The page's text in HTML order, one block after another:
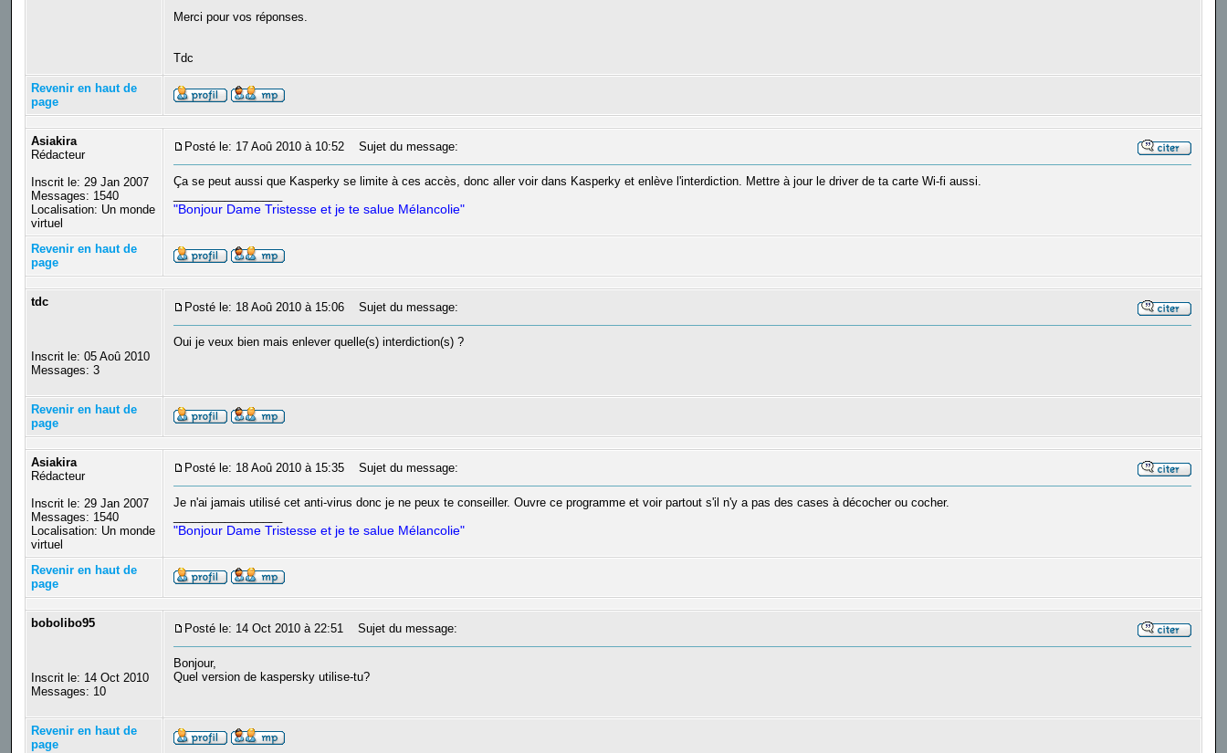
Merci pour vos réponses.
Tdc
Revenir en haut de
page
Asiakira
Rédacteur
Inscrit le: 29 Jan 2007
Messages: 1540
Localisation: Un monde
virtuel
Posté le: 17 Aoû 2010 à 10:52 Sujet du message:
Ça se peut aussi que Kasperky se limite à ces accès, donc aller voir dans Kasperky et enlève l'interdiction. Mettre à jour le driver de ta carte Wi-fi aussi.
"Bonjour Dame Tristesse et je te salue Mélancolie"
Revenir en haut de
page
tdc
Inscrit le: 05 Aoû 2010
Messages: 3
Posté le: 18 Aoû 2010 à 15:06 Sujet du message:
Oui je veux bien mais enlever quelle(s) interdiction(s) ?
Revenir en haut de
page
Asiakira
Rédacteur
Inscrit le: 29 Jan 2007
Messages: 1540
Localisation: Un monde
virtuel
Posté le: 18 Aoû 2010 à 15:35 Sujet du message:
Je n'ai jamais utilisé cet anti-virus donc je ne peux te conseiller. Ouvre ce programme et voir partout s'il n'y a pas des cases à décocher ou cocher.
"Bonjour Dame Tristesse et je te salue Mélancolie"
Revenir en haut de
page
bobolibo95
Inscrit le: 14 Oct 2010
Messages: 10
Posté le: 14 Oct 2010 à 22:51 Sujet du message:
Bonjour,
Quel version de kaspersky utilise-tu?
Revenir en haut de
page